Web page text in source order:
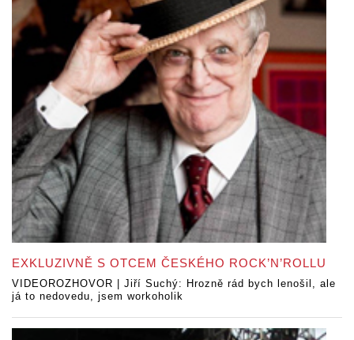
EXKLUZIVNĚ S OTCEM ČESKÉHO ROCK’N’ROLLU
VIDEOROZHOVOR | Jiří Suchý: Hrozně rád bych lenošil, ale
já to nedovedu, jsem workoholik